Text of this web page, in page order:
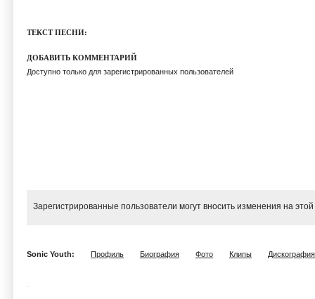
ТЕКСТ ПЕСНИ:
ДОБАВИТЬ КОММЕНТАРИЙ
Доступно только для зарегистрированных пользователей
Зарегистрированные пользователи могут вносить изменения на
Sonic Youth: Профиль Биография Фото Клипы Дискография